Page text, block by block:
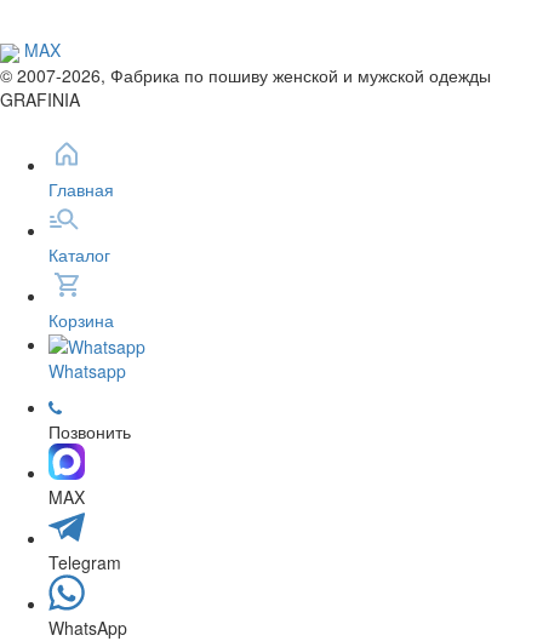
MAX
© 2007-2026, Фабрика по пошиву женской и мужской одежды
GRAFINIA
Главная
Каталог
Корзина
Whatsapp
Позвонить
MAX
Telegram
WhatsApp